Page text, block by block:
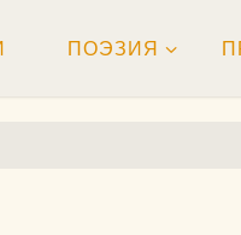
ПОЭЗИЯ